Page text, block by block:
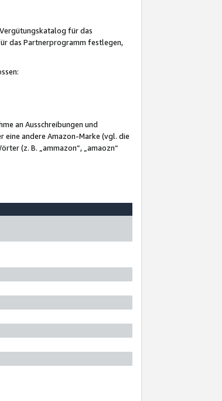
für das
das Partnerprogramm festlegen,
an Ausschreibungen und
andere Amazon-Marke (vgl. die
(z. B. „ammazon“, „amaozn“